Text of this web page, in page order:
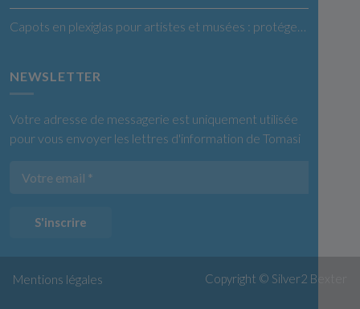
Capots en plexiglas pour artistes et musées : protégez et exposez vos œuvres en toute confiance
NEWSLETTER
Votre adresse de messagerie est uniquement utilisée
pour vous envoyer les lettres d'information de Tomasi
S'inscrire
Mentions légales Copyright © Silver2 Bexter